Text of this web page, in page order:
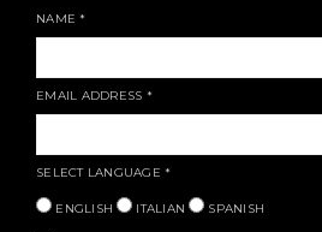
NAME*
EMAIL ADDRESS *
SELECT LANGUAGE *
ENGLISH ITALIAN SPANISH